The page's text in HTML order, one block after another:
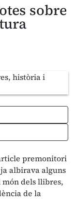
sobre
premonitori
albirava alguns
dels llibres,
de la